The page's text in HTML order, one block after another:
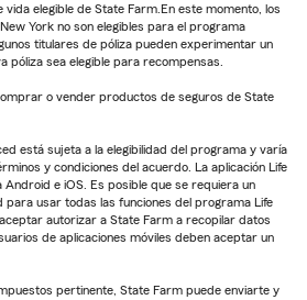
vida elegible de State Farm.En este momento, los
York no son elegibles para el programa
titulares de póliza pueden experimentar un
póliza sea elegible para recompensas.
o vender productos de seguros de State
está sujeta a la elegibilidad del programa y varía
y condiciones del acuerdo. La aplicación Life
Android e iOS. Es posible que se requiera un
para usar todas las funciones del programa Life
autorizar a State Farm a recopilar datos
de aplicaciones móviles deben aceptar un
pertinente, State Farm puede enviarte y